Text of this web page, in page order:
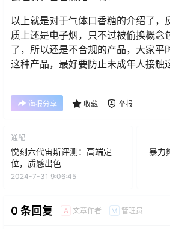
以上就是对于气体口香糖的介绍了，
质上还是电子烟，只不过被偷换概念
了，所以还是不合规的产品，大家平
这种产品，最好要防止未成年人接触
海报分享 收藏 举报
通配
悦刻六代宙斯评测：高端定
位，质感出色
2024-7-31 9:06:45
暴力
0 条回复 A 文章作者 M 管理员